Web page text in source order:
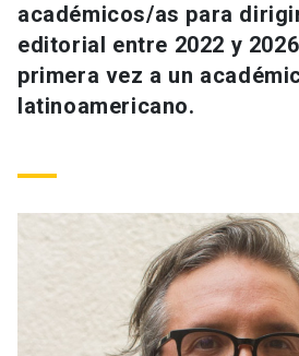
Estudiantes
Académicos
Padres y familia
launch
ACCESOS DIRECTOS
Admisión launch
Correo UC
Mi Portal UC
Biblioteca launch
launch
académicos/as para
editorial entre 2022 y
primera vez a un
latinoamericano.